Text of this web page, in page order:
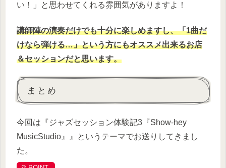
い！」と思わせてくれる雰囲気がありますよ！
講師陣の演奏だけでも十分に楽しめますし、「1曲だ
けなら弾ける…」という方にもオススメ出来るお店
＆セッションだと思います。
まとめ
今回は『ジャズセッション体験記3『Show-hey
MusicStudio』』というテーマでお送りしてきまし
た。